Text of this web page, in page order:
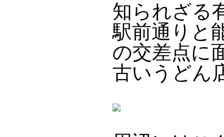
知られざる
駅前通りと
の交差点に
古いうどん